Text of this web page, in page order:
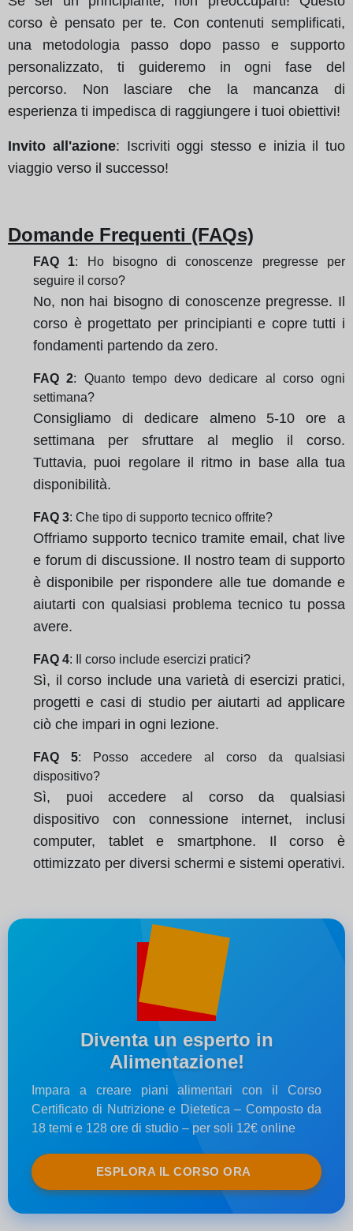
corso è pensato per te. Con contenuti semplificati,
una metodologia passo dopo passo e supporto
personalizzato, ti guideremo in ogni fase del
percorso. Non lasciare che la mancanza di
esperienza ti impedisca di raggiungere i tuoi obiettivi!
Invito all'azione: Iscriviti oggi stesso e inizia il tuo
viaggio verso il successo!
Domande Frequenti (FAQs)
FAQ 1: Ho bisogno di conoscenze pregresse per
seguire il corso?
No, non hai bisogno di conoscenze pregresse. Il
corso è progettato per principianti e copre tutti i
fondamenti partendo da zero.
FAQ 2: Quanto tempo devo dedicare al corso ogni
settimana?
Consigliamo di dedicare almeno 5-10 ore a
settimana per sfruttare al meglio il corso.
Tuttavia, puoi regolare il ritmo in base alla tua
disponibilità.
FAQ 3: Che tipo di supporto tecnico offrite?
Offriamo supporto tecnico tramite email, chat live
e forum di discussione. Il nostro team di supporto
è disponibile per rispondere alle tue domande e
aiutarti con qualsiasi problema tecnico tu possa
avere.
FAQ 4: Il corso include esercizi pratici?
Sì, il corso include una varietà di esercizi pratici,
progetti e casi di studio per aiutarti ad applicare
ciò che impari in ogni lezione.
FAQ 5: Posso accedere al corso da qualsiasi
dispositivo?
Sì, puoi accedere al corso da qualsiasi
dispositivo con connessione internet, inclusi
computer, tablet e smartphone. Il corso è
ottimizzato per diversi schermi e sistemi operativi.
Diventa un esperto in
Alimentazione!
Impara a creare piani alimentari con il Corso
Certificato di Nutrizione e Dietetica – Composto da
18 temi e 128 ore di studio – per soli 12€ online
ESPLORA IL CORSO ORA